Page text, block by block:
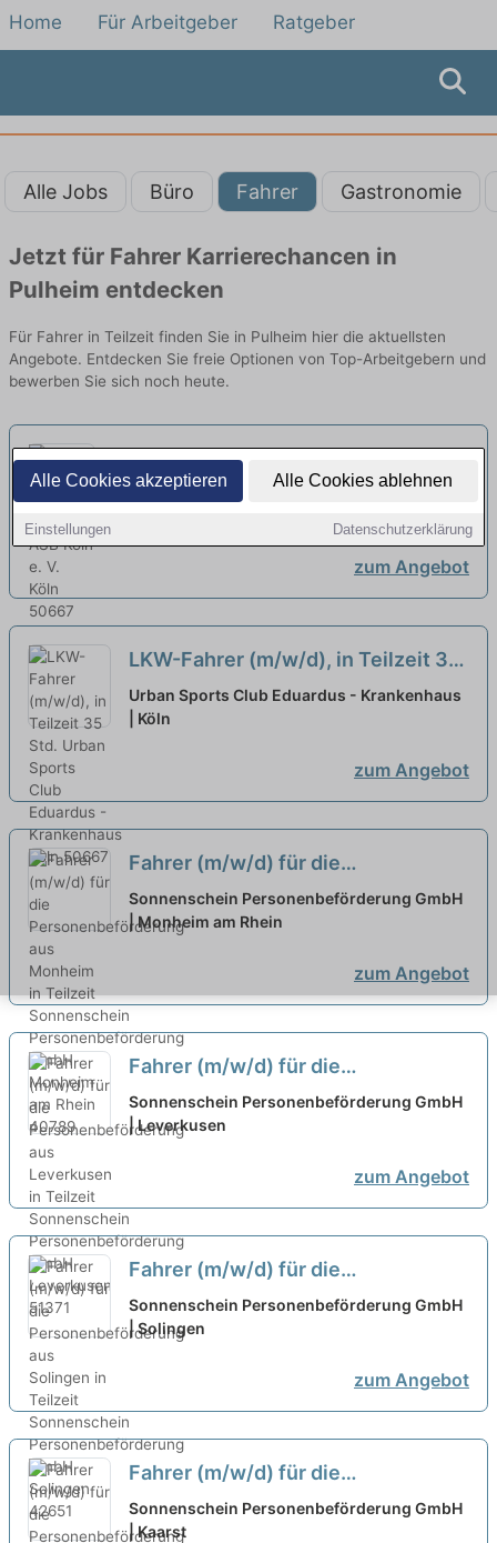
Alle Cookies akzeptieren Alle Cookies ablehnen
Einstellungen Datenschutzerklärung
Home Für Arbeitgeber Ratgeber
Alle Jobs Büro Fahrer Gastronomie
Jetzt für Fahrer Karrierechancen in
Pulheim entdecken
Für Fahrer in Teilzeit finden Sie in Pulheim hier die aktuellsten
Angebote. Entdecken Sie freie Optionen von Top-Arbeitgebern und
bewerben Sie sich noch heute.
Fahrer in Teilzeit (m/w/d)
ASB Köln e. V. | Köln
zum Angebot
LKW-Fahrer (m/w/d), in Teilzeit 35
Std. neu
Urban Sports Club Eduardus - Krankenhaus
| Köln
zum Angebot
Fahrer (m/w/d) für die
Personenbeförderung aus
Monheim in Teilzeit
Sonnenschein Personenbeförderung GmbH
| Monheim am Rhein
zum Angebot
Fahrer (m/w/d) für die
Personenbeförderung aus
Leverkusen in Teilzeit
Sonnenschein Personenbeförderung GmbH
| Leverkusen
zum Angebot
Fahrer (m/w/d) für die
Personenbeförderung aus
Solingen in Teilzeit
Sonnenschein Personenbeförderung GmbH
| Solingen
zum Angebot
Fahrer (m/w/d) für die
Personenbeförderung aus Kaarst
in Teilzeit
Sonnenschein Personenbeförderung GmbH
| Kaarst